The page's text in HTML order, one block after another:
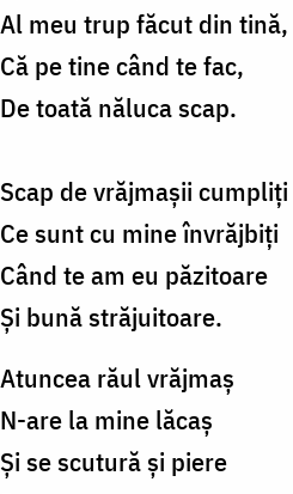
Al meu trup făcut din tină,
Că pe tine când te fac,
De toată năluca scap.
Scap de vrăjmaşii cumpliţi
Ce sunt cu mine învrăjbiţi
Când te am eu păzitoare
Şi bună străjuitoare.
Atuncea răul vrăjmaş
N-are la mine lăcaş
Şi se scutură şi piere